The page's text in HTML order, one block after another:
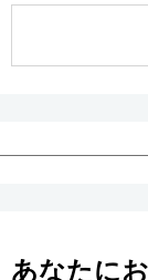
あなたに